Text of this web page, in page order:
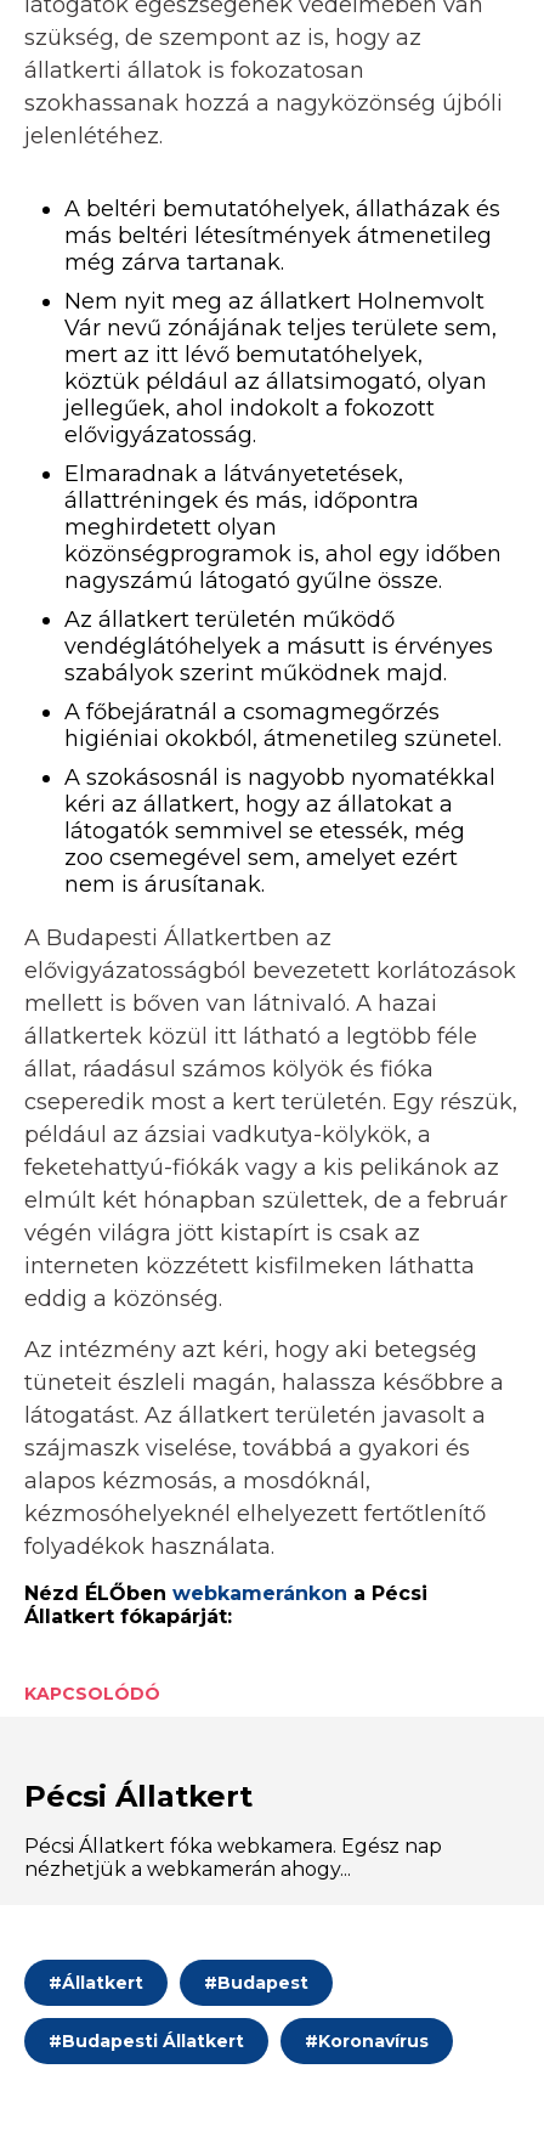
szükség, de szempont az is, hogy az
állatkerti állatok is fokozatosan
szokhassanak hozzá a nagyközönség újbóli
jelenlétéhez.
A beltéri bemutatóhelyek, állatházak és
más beltéri létesítmények átmenetileg
még zárva tartanak.
Nem nyit meg az állatkert Holnemvolt
Vár nevű zónájának teljes területe sem,
mert az itt lévő bemutatóhelyek,
köztük például az állatsimogató, olyan
jellegűek, ahol indokolt a fokozott
elővigyázatosság.
Elmaradnak a látványetetések,
állattréningek és más, időpontra
meghirdetett olyan
közönségprogramok is, ahol egy időben
nagyszámú látogató gyűlne össze.
Az állatkert területén működő
vendéglátóhelyek a másutt is érvényes
szabályok szerint működnek majd.
A főbejáratnál a csomagmegőrzés
higiéniai okokból, átmenetileg szünetel.
A szokásosnál is nagyobb nyomatékkal
kéri az állatkert, hogy az állatokat a
látogatók semmivel se etessék, még
zoo csemegével sem, amelyet ezért
nem is árusítanak.
A Budapesti Állatkertben az
elővigyázatosságból bevezetett korlátozások
mellett is bőven van látnivaló. A hazai
állatkertek közül itt látható a legtöbb féle
állat, ráadásul számos kölyök és fióka
cseperedik most a kert területén. Egy részük,
például az ázsiai vadkutya-kölykök, a
feketehattyú-fiókák vagy a kis pelikánok az
elmúlt két hónapban születtek, de a február
végén világra jött kistapírt is csak az
interneten közzétett kisfilmeken láthatta
eddig a közönség.
Az intézmény azt kéri, hogy aki betegség
tüneteit észleli magán, halassza későbbre a
látogatást. Az állatkert területén javasolt a
szájmaszk viselése, továbbá a gyakori és
alapos kézmosás, a mosdóknál,
kézmosóhelyeknél elhelyezett fertőtlenítő
folyadékok használata.
Nézd ÉLŐben webkameránkon a Pécsi
Állatkert fókapárját:
KAPCSOLÓDÓ
Pécsi Állatkert
Pécsi Állatkert fóka webkamera. Egész nap
nézhetjük a webkamerán ahogy...
#Állatkert #Budapest
#Budapesti Állatkert #Koronavírus